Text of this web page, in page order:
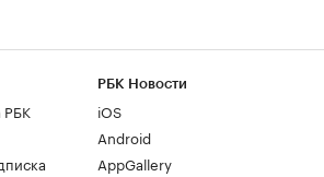
РБК
РБК Новости
iOS
Android
AppGallery